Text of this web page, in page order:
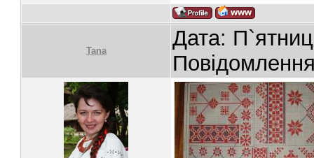
Tana
Дата: